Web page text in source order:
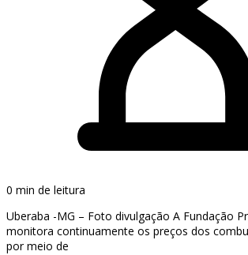
0 min de leitura
Uberaba -MG – Foto divulgação A Fundação
monitora continuamente os preços dos
por meio de